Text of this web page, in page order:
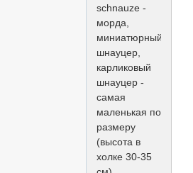
schnauze -
морда,
миниатюрный
шнауцер,
карликовый
шнауцер -
самая
маленькая по
размеру
(высота в
холке 30-35